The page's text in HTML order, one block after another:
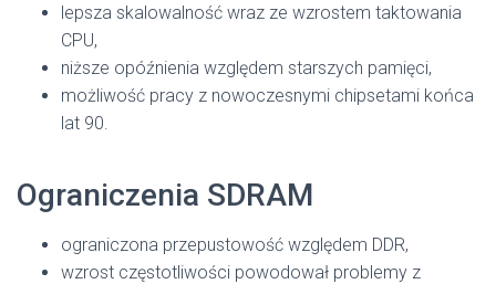
lepsza skalowalność wraz ze wzrostem taktowania
CPU,
niższe opóźnienia względem starszych pamięci,
możliwość pracy z nowoczesnymi chipsetami końca
lat 90.
Ograniczenia SDRAM
ograniczona przepustowość względem DDR,
wzrost częstotliwości powodował problemy z